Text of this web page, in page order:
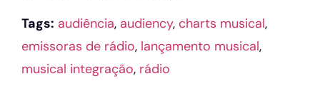
Tags: audiência, audiency, charts musical,
emissoras de rádio, lançamento musical,
musical integração, rádio